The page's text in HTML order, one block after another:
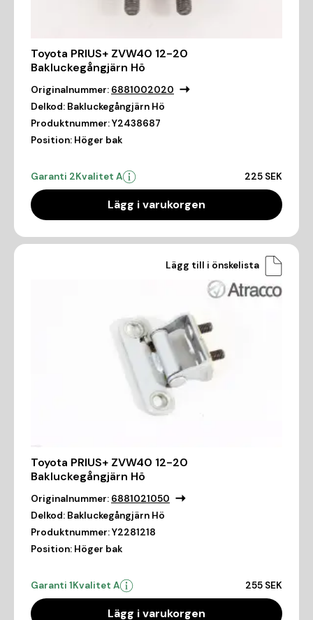
Toyota PRIUS+ ZVW40 12-20
Bakluckegångjärn Hö
Originalnummer: 6881002020
Delkod: Bakluckegångjärn Hö
Produktnummer:Y2438687
Position: Höger bak
Garanti 2Kvalitet A 225 SEK
Lägg i varukorgen
Lägg till i önskelista
Toyota PRIUS+ ZVW40 12-20
Bakluckegångjärn Hö
Originalnummer: 6881021050
Delkod: Bakluckegångjärn Hö
Produktnummer:Y2281218
Position: Höger bak
Garanti 1Kvalitet A 255 SEK
Lägg i varukorgen